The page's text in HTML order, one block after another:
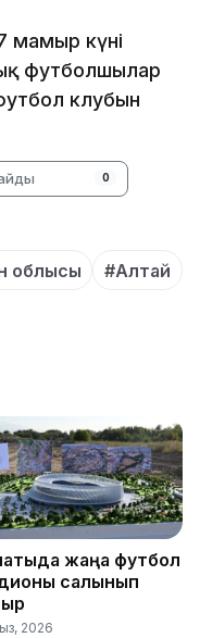
мамыр күні
футболшылар
клубын
0
облысы
#Алтай
жаңа футбол
салынып
2026